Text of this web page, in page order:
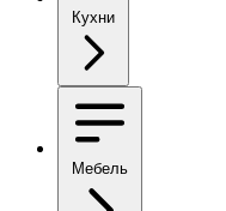
Кухни
Мебель